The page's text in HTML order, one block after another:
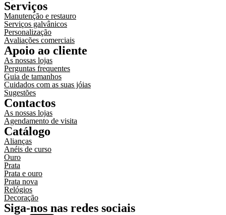
Serviços
Manutenção e restauro
Serviços galvânicos
Personalização
Avaliações comerciais
Apoio ao cliente
As nossas lojas
Perguntas frequentes
Guia de tamanhos
Cuidados com as suas jóias
Sugestões
Contactos
As nossas lojas
Agendamento de visita
Catálogo
Alianças
Anéis de curso
Ouro
Prata
Prata e ouro
Prata nova
Relógios
Decoração
Siga-nos nas redes sociais